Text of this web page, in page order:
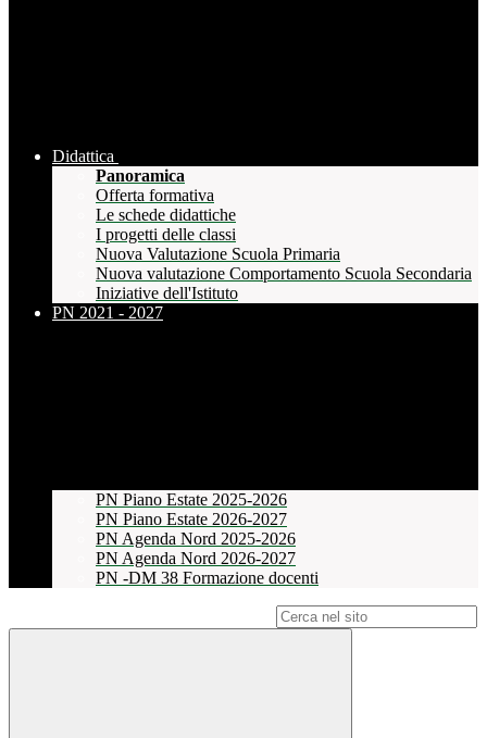
Didattica
Panoramica
Offerta formativa
Le schede didattiche
I progetti delle classi
Nuova Valutazione Scuola Primaria
Nuova valutazione Comportamento Scuola Secondaria
Iniziative dell'Istituto
PN 2021 - 2027
PN Piano Estate 2025-2026
PN Piano Estate 2026-2027
PN Agenda Nord 2025-2026
PN Agenda Nord 2026-2027
PN -DM 38 Formazione docenti